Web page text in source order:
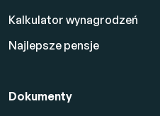
Kalkulator wynagrodzeń
Najlepsze pensje
Dokumenty